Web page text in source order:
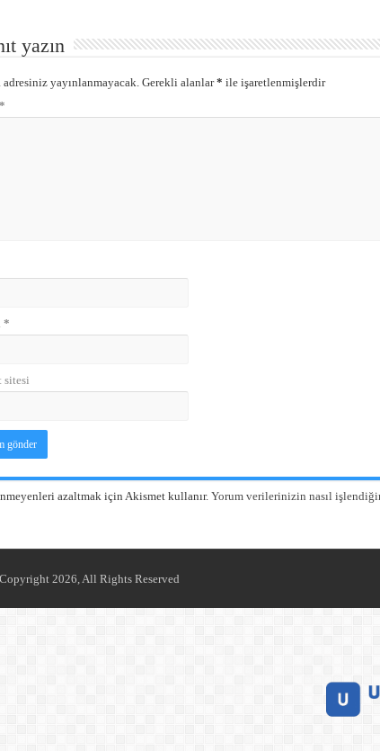
yazın
adresiniz yayınlanmayacak. Gerekli alanlar* ile işaretlenmişlerdir
*
*
sitesi
azaltmak için Akismet kullanır. Yorum verilerinizin nasıl
2026, All Rights Reserved